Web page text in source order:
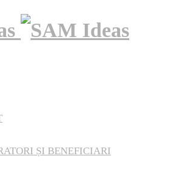
ȘI BENEFICIARI